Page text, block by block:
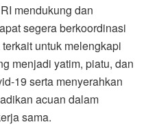
mendukung dan
segera berkoordinasi
untuk melengkapi
menjadi yatim, piatu, dan
19 serta menyerahkan
acuan dalam
sama.